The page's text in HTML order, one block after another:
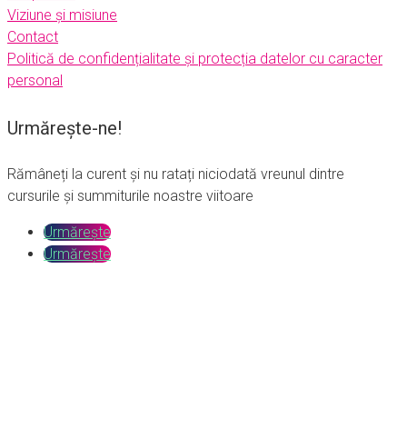
Viziune și misiune
Contact
Politică de confidențialitate și protecția datelor cu caracter
personal
Urmărește-ne!
Rămâneți la curent și nu ratați niciodată vreunul dintre
cursurile și summiturile noastre viitoare
Urmărește
Urmărește